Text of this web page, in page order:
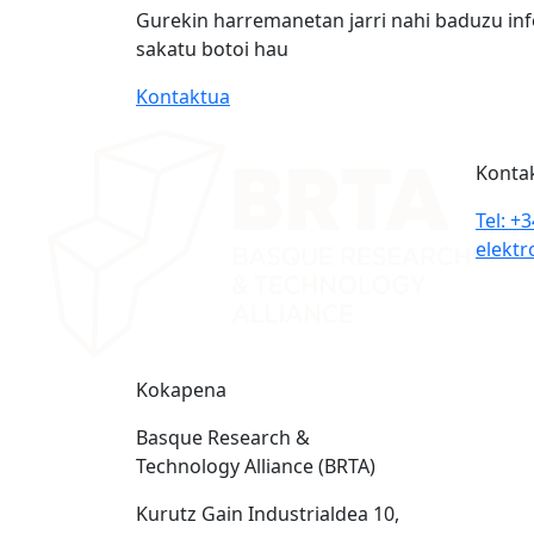
Gurekin harremanetan jarri nahi baduzu
sakatu botoi hau
Kontaktua
Kokapena
Basque Research &
Technology Alliance (BRTA)
Kurutz Gain Industrialdea 10,
Tel: